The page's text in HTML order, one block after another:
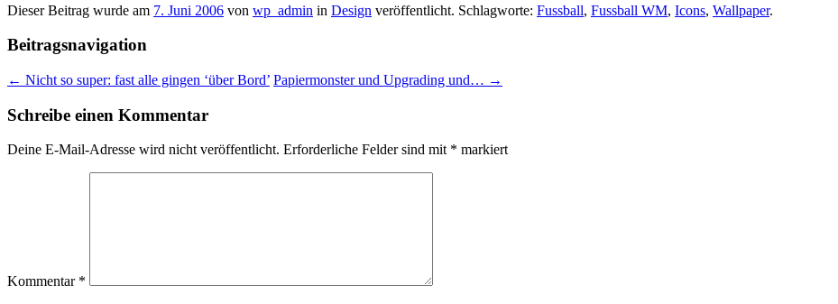
Dieser Beitrag wurde am 7. Juni 2006 von wp_admin in Design veröffentlicht. Schlagworte: Fussball, Fussball WM, Icons, Wallpaper.
Beitragsnavigation
← Nicht so super: fast alle gingen ‘über Bord’ Papiermonster und Upgrading und… →
Schreibe einen Kommentar
Deine E-Mail-Adresse wird nicht veröffentlicht. Erforderliche Felder sind mit * markiert
Kommentar *